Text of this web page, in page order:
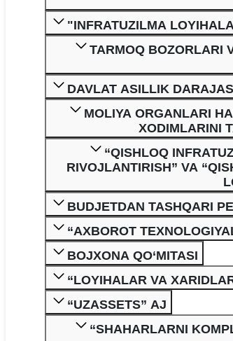
"INFRATUZILMA
TARMOQ BOZORLARI
DAVLAT ASILLIK
MOLIYA ORGANLARI
XODIMLARINI
“QISHLOQ
RIVOJLANTIRISH” VA
BUDJETDAN TASHQARI
“AXBOROT
BOJXONA QO‘MITASI
“LOYIHALAR VA
“UZASSETS” AJ
“SHAHARLARNI